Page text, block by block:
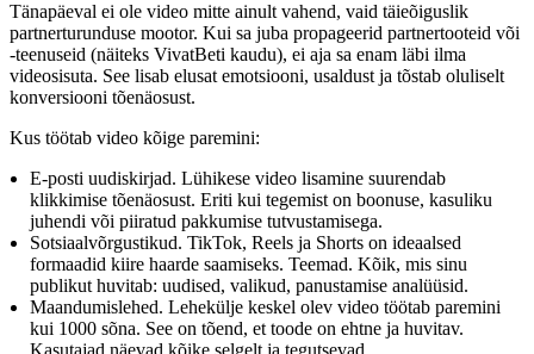
Tänapäeval ei ole video mitte ainult vahend, vaid täieõiguslik
partnerturunduse mootor. Kui sa juba propageerid partnertooteid või
-teenuseid (näiteks VivatBeti kaudu), ei aja sa enam läbi ilma
videosisuta. See lisab elusat emotsiooni, usaldust ja tõstab oluliselt
konversiooni tõenäosust.
Kus töötab video kõige paremini:
E-posti uudiskirjad. Lühikese video lisamine suurendab
klikkimise tõenäosust. Eriti kui tegemist on boonuse, kasuliku
juhendi või piiratud pakkumise tutvustamisega.
Sotsiaalvõrgustikud. TikTok, Reels ja Shorts on ideaalsed
formaadid kiire haarde saamiseks. Teemad. Kõik, mis sinu
publikut huvitab: uudised, valikud, panustamise analüüsid.
Maandumislehed. Lehekülje keskel olev video töötab paremini
kui 1000 sõna. See on tõend, et toode on ehtne ja huvitav.